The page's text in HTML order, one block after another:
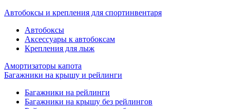
Автобоксы и крепления для спортинвентаря
Автобоксы
Аксессуары к автобоксам
Крепления для лыж
Амортизаторы капота
Багажники на крышу и рейлинги
Багажники на рейлинги
Багажники на крышу без рейлингов